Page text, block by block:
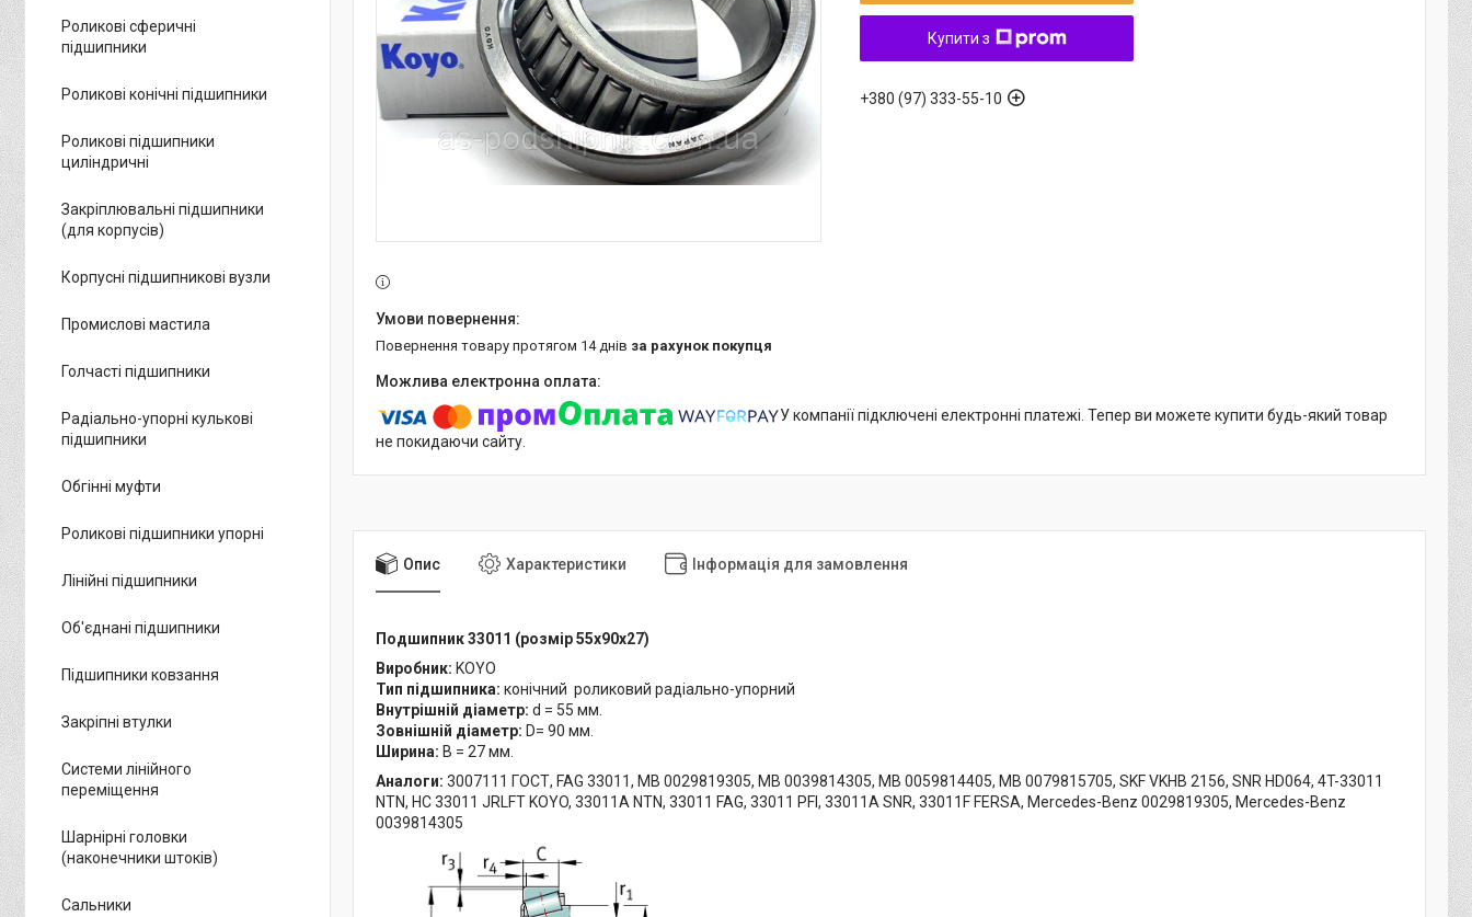
Купити з
+380 (97) 333-55-10
повернення товару протягом 14 днів за рахунок покупця
У компанії підключені електронні платежі. Тепер ви можете купити будь-який товар
не покидаючи сайту.
Опис Характеристики Інформація для замовлення
Подшипник 33011 (розмір 55x90x27)
Виробник: KOYO
Тип підшипника: конічний роликовий радіально-упорний
Внутрішній діаметр: d = 55 мм.
Зовнішній діаметр: D= 90 мм.
Ширина: B = 27 мм.
Аналоги: 3007111 ГОСТ, FAG 33011, MB 0029819305, MB 0039814305, MB 0059814405, MB 0079815705, SKF VKHB 2156, SNR HD064, 4T-33011
NTN, HC 33011 JRLFT KOYO, 33011A NTN, 33011 FAG, 33011 PFI, 33011A SNR, 33011F FERSA, Mercedes-Benz 0029819305, Mercedes-Benz
0039814305
Роликові сферичні
підшипники
Роликові конічні підшипники
Роликові підшипники
циліндричні
Закріплювальні підшипники
(для корпусів)
Корпусні підшипникові вузли
Промислові мастила
Голчасті підшипники
Радіально-упорні кулькові
підшипники
Обгінні муфти
Роликові підшипники упорні
Лінійні підшипники
Об'єднані підшипники
Підшипники ковзання
Закріпні втулки
Системи лінійного
переміщення
Шарнірні головки
(наконечники штоків)
Сальники